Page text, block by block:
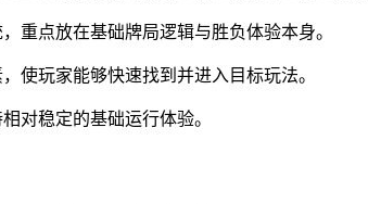
重点放在基础牌局逻辑与胜负体验本身。
使玩家能够快速找到并进入目标玩法。
对稳定的基础运行体验。